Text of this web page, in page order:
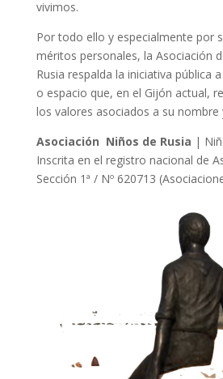
vivimos.
Por todo ello y especialmente por
méritos personales, la Asociación
Rusia respalda la iniciativa pública
o espacio que, en el Gijón actual,
los valores asociados a su nombre
Asociación Niños de Rusia |
Inscrita en el registro nacional de
Sección 1ª / Nº 620713